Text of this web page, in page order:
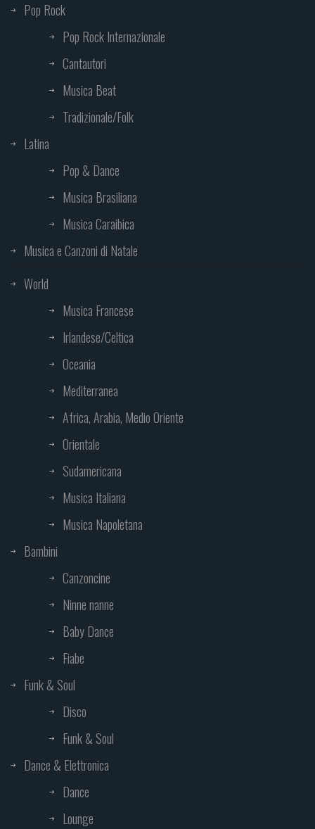
Pop Rock
Pop Rock Internazionale
Cantautori
Musica Beat
Tradizionale/Folk
Latina
Pop & Dance
Musica Brasiliana
Musica Caraibica
Musica e Canzoni di Natale
World
Musica Francese
Irlandese/Celtica
Oceania
Mediterranea
Africa, Arabia, Medio Oriente
Orientale
Sudamericana
Musica Italiana
Musica Napoletana
Bambini
Canzoncine
Ninne nanne
Baby Dance
Fiabe
Funk & Soul
Disco
Funk & Soul
Dance & Elettronica
Dance
Lounge